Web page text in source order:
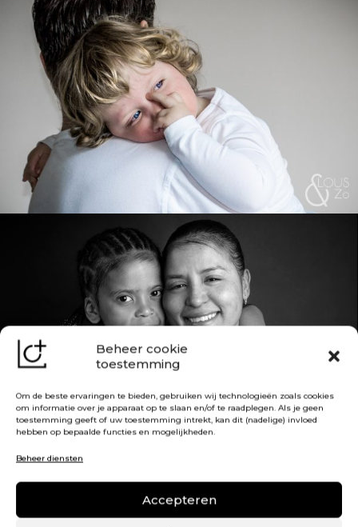
Beheer cookie
toestemming
Om de beste ervaringen te bieden, gebruiken wij technologieën zoals cookies
om informatie over je apparaat op te slaan en/of te raadplegen. Als je geen
toestemming geeft of uw toestemming intrekt, kan dit (nadelige) invloed
hebben op bepaalde functies en mogelijkheden.
Beheer diensten
Accepteren